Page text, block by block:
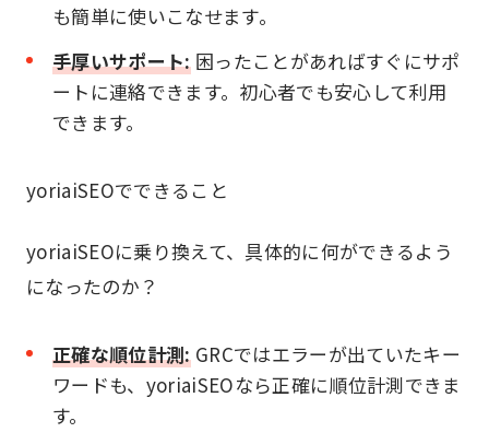
も簡単に使いこなせます。
手厚いサポート:困ったことがあればすぐにサポ
ートに連絡できます。初心者でも安心して利用
できます。
yoriaiSEOでできること
yoriaiSEOに乗り換えて、具体的に何ができるよう
になったのか？
正確な順位計測:GRCではエラーが出ていたキー
ワードも、yoriaiSEOなら正確に順位計測できま
す。